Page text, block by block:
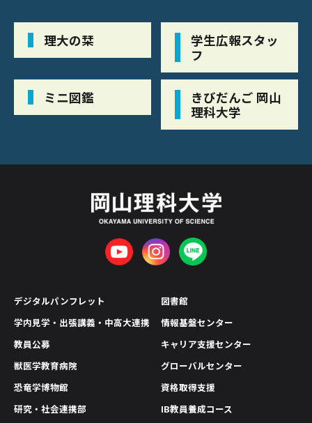
理大の栞
学生広報スタッ
フ
ミニ図鑑
きびだんご 岡山
理科大学
デジタルパンフレット
学内見学・出張講義・中高大連携
教員公募
獣医学教育病院
恐竜学博物館
研究・社会連携部
図書館
情報基盤センター
キャリア支援センター
グローバルセンター
資格取得支援
IB教員養成コース